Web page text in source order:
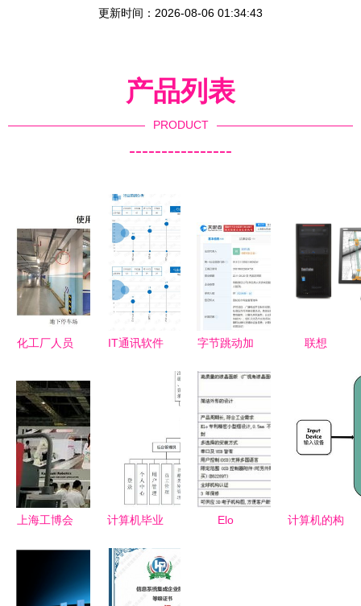
更新时间：2026-08-06 01:34:43
产品列表
PRODUCT
----------------
化工厂人员
设成本解析
计算机系统
集成服务视
角
IT通讯软件
字节跳动加
网增资至
8000万，
深化计算机
系统集成服
联想
效稳定的系
上海工博会
送料系统与
计算机毕业
图书馆书籍
推荐系统的
Elo
计算机的构